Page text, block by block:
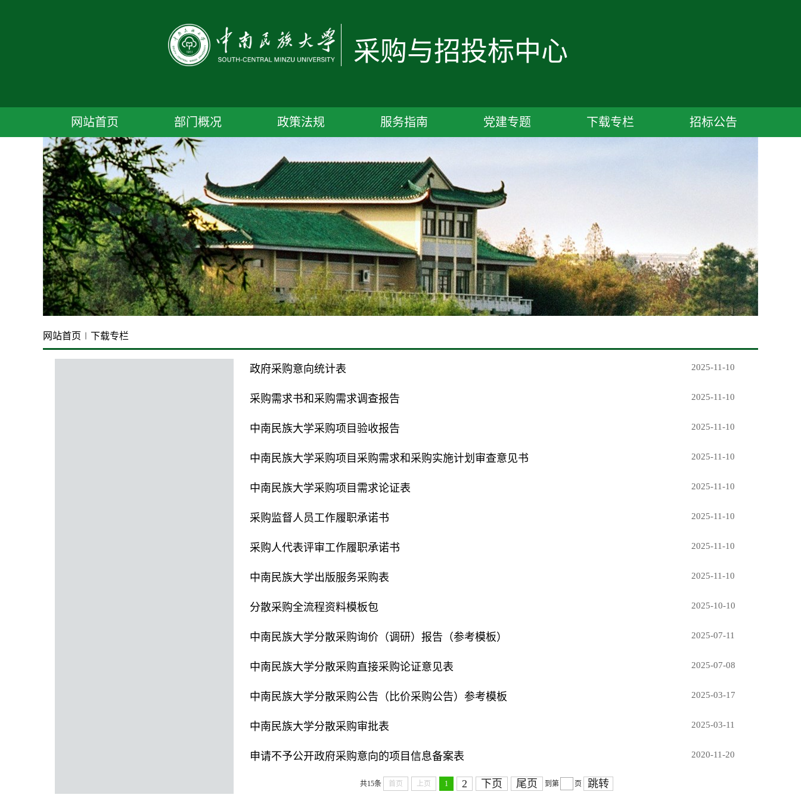
采购与招投标中心
网站首页 部门概况 政策法规 服务指南 党建专题 下载专栏 招标公告
网站首页 下载专栏
政府采购意向统计表 2025-11-10
采购需求书和采购需求调查报告 2025-11-10
中南民族大学采购项目验收报告 2025-11-10
中南民族大学采购项目采购需求和采购实施计划审查意见书 2025-11-10
中南民族大学采购项目需求论证表 2025-11-10
采购监督人员工作履职承诺书 2025-11-10
采购人代表评审工作履职承诺书 2025-11-10
中南民族大学出版服务采购表 2025-11-10
分散采购全流程资料模板包 2025-10-10
中南民族大学分散采购询价（调研）报告（参考模板） 2025-07-11
中南民族大学分散采购直接采购论证意见表 2025-07-08
中南民族大学分散采购公告（比价采购公告）参考模板 2025-03-17
中南民族大学分散采购审批表 2025-03-11
申请不予公开政府采购意向的项目信息备案表 2020-11-20
共15条 首页 上页 1 2 下页 尾页 到第 页 跳转